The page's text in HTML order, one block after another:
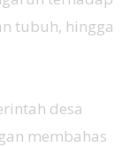
tubuh, hingga
desa
membahas